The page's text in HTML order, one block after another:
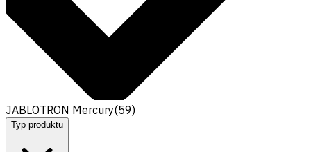
JABLOTRON Mercury(59)
Typ produktu